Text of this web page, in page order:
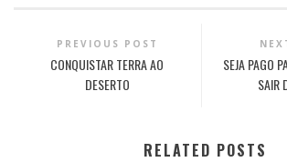
PREVIOUS POST
CONQUISTAR TERRA AO
DESERTO
SEJA PAGO
SAIR
RELATED POSTS